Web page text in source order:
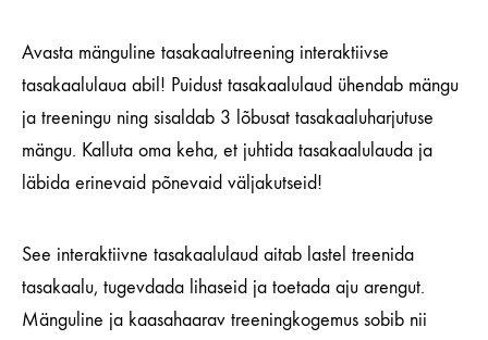
Avasta mänguline tasakaalutreening interaktiivse
tasakaalulaua abil! Puidust tasakaalulaud ühendab mängu
ja treeningu ning sisaldab 3 lõbusat tasakaaluharjutuse
mängu. Kalluta oma keha, et juhtida tasakaalulauda ja
läbida erinevaid põnevaid väljakutseid!
See interaktiivne tasakaalulaud aitab lastel treenida
tasakaalu, tugevdada lihaseid ja toetada aju arengut.
Mänguline ja kaasahaarav treeningkogemus sobib nii